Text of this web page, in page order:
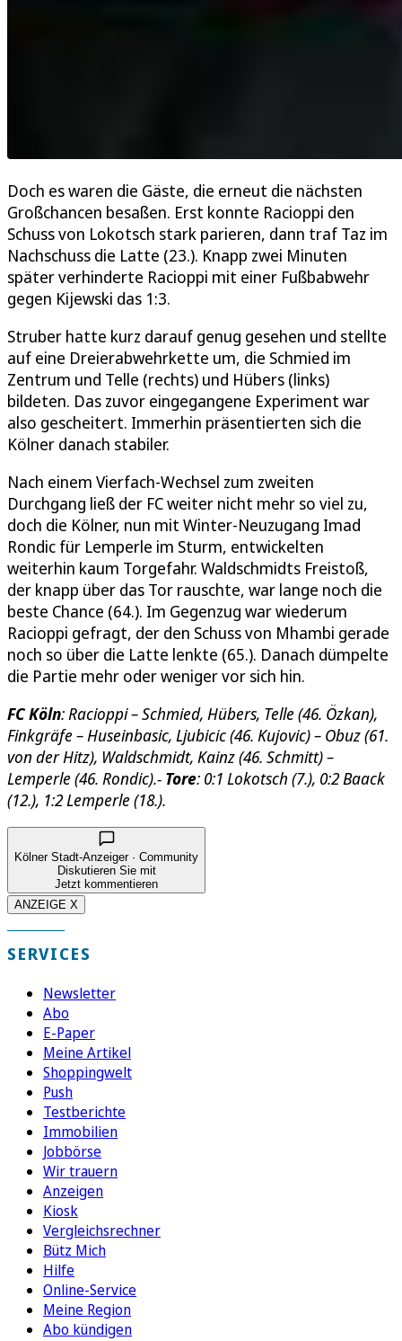
Doch es waren die Gäste, die erneut die nächsten
Großchancen besaßen. Erst konnte Racioppi den
Schuss von Lokotsch stark parieren, dann traf Taz im
Nachschuss die Latte (23.). Knapp zwei Minuten
später verhinderte Racioppi mit einer Fußbabwehr
gegen Kijewski das 1:3.
Struber hatte kurz darauf genug gesehen und stellte
auf eine Dreierabwehrkette um, die Schmied im
Zentrum und Telle (rechts) und Hübers (links)
bildeten. Das zuvor eingegangene Experiment war
also gescheitert. Immerhin präsentierten sich die
Kölner danach stabiler.
Nach einem Vierfach-Wechsel zum zweiten
Durchgang ließ der FC weiter nicht mehr so viel zu,
doch die Kölner, nun mit Winter-Neuzugang Imad
Rondic für Lemperle im Sturm, entwickelten
weiterhin kaum Torgefahr. Waldschmidts Freistoß,
der knapp über das Tor rauschte, war lange noch die
beste Chance (64.). Im Gegenzug war wiederum
Racioppi gefragt, der den Schuss von Mhambi gerade
noch so über die Latte lenkte (65.). Danach dümpelte
die Partie mehr oder weniger vor sich hin.
FC Köln: Racioppi – Schmied, Hübers, Telle (46. Özkan),
Finkgräfe – Huseinbasic, Ljubicic (46. Kujovic) – Obuz (61.
von der Hitz), Waldschmidt, Kainz (46. Schmitt) –
Lemperle (46. Rondic).- Tore: 0:1 Lokotsch (7.), 0:2 Baack
(12.), 1:2 Lemperle (18.).
Kölner Stadt-Anzeiger · Community
Diskutieren Sie mit
Jetzt kommentieren
ANZEIGE X
SERVICES
Newsletter
Abo
E-Paper
Meine Artikel
Shoppingwelt
Push
Testberichte
Immobilien
Jobbörse
Wir trauern
Anzeigen
Kiosk
Vergleichsrechner
Bütz Mich
Hilfe
Online-Service
Meine Region
Abo kündigen